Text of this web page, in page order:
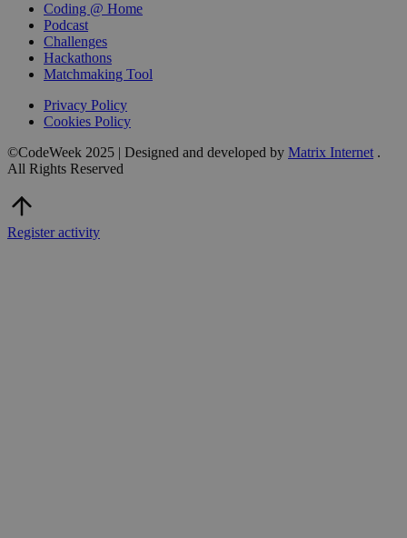
Coding @ Home
Podcast
Challenges
Hackathons
Matchmaking Tool
Privacy Policy
Cookies Policy
©CodeWeek 2025 | Designed and developed by Matrix Internet .
All Rights Reserved
Register activity